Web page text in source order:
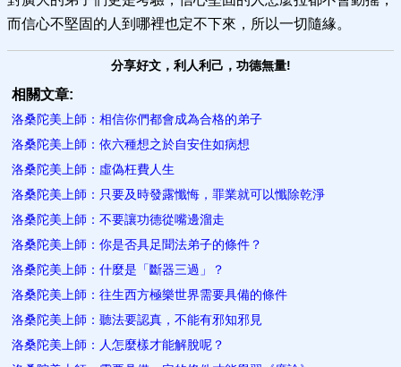
而信心不堅固的人到哪裡也定不下來，所以一切隨緣。
分享好文，利人利己，功德無量!
相關文章:
洛桑陀美上師：相信你們都會成為合格的弟子
洛桑陀美上師：依六種想之於自安住如病想
洛桑陀美上師：虛偽枉費人生
洛桑陀美上師：只要及時發露懺悔，罪業就可以懺除乾淨
洛桑陀美上師：不要讓功德從嘴邊溜走
洛桑陀美上師：你是否具足聞法弟子的條件？
洛桑陀美上師：什麼是「斷器三過」？
洛桑陀美上師：往生西方極樂世界需要具備的條件
洛桑陀美上師：聽法要認真，不能有邪知邪見
洛桑陀美上師：人怎麼樣才能解脫呢？